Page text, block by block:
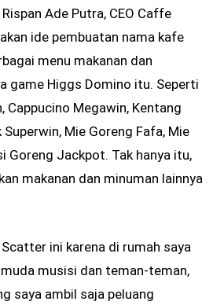
Ade Putra, CEO Caffe
ide pembuatan nama kafe
menu makanan dan
game Higgs Domino itu. Seperti
Cappucino Megawin, Kentang
Mie Goreng Fafa, Mie
Goreng Jackpot. Tak hanya itu,
makanan dan minuman lainnya
ini karena di rumah saya
musisi dan teman-teman,
saya ambil saja peluang